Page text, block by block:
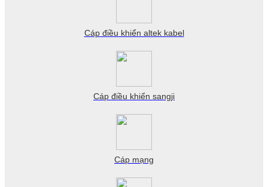
Cáp điều khiển altek kabel
Cáp điều khiển sangji
Cáp mạng